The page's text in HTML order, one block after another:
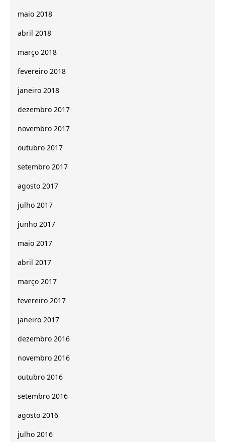
maio 2018
abril 2018
março 2018
fevereiro 2018
janeiro 2018
dezembro 2017
novembro 2017
outubro 2017
setembro 2017
agosto 2017
julho 2017
junho 2017
maio 2017
abril 2017
março 2017
fevereiro 2017
janeiro 2017
dezembro 2016
novembro 2016
outubro 2016
setembro 2016
agosto 2016
julho 2016